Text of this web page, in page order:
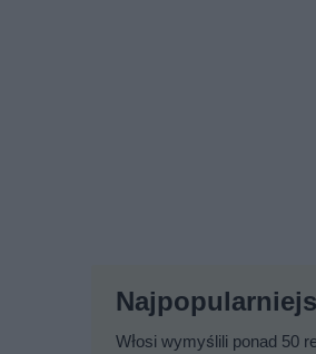
Włosi wymyślili ponad 50